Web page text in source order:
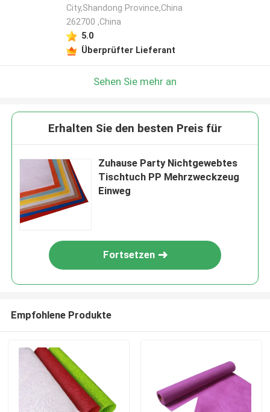
City,Shandong Province,China
262700 ,China
5.0
Überprüfter Lieferant
Sehen Sie mehr an
Erhalten Sie den besten Preis für
Zuhause Party Nichtgewebtes
Tischtuch PP Mehrzweckzeug
Einweg
Fortsetzen
Empfohlene Produkte